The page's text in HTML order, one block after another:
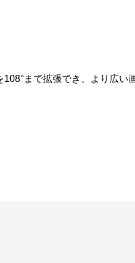
まで拡張でき、より広い